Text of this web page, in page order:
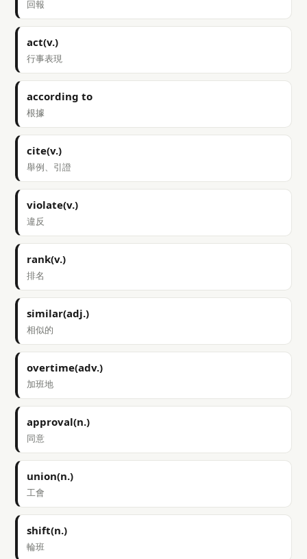
回報
act(v.)
行事表現
according to
根據
cite(v.)
舉例、引證
violate(v.)
違反
rank(v.)
排名
similar(adj.)
相似的
overtime(adv.)
加班地
approval(n.)
同意
union(n.)
工會
shift(n.)
輪班